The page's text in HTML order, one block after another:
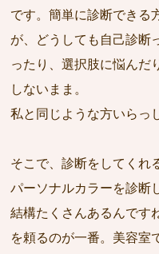
です。簡単に診断できる
が、どうしても自己診断
ったり、選択肢に悩んだ
しないまま。
私と同じような方いらっ
そこで、診断をしてくれ
パーソナルカラーを診断
結構たくさんあるんです
を頼るのが一番。美容室